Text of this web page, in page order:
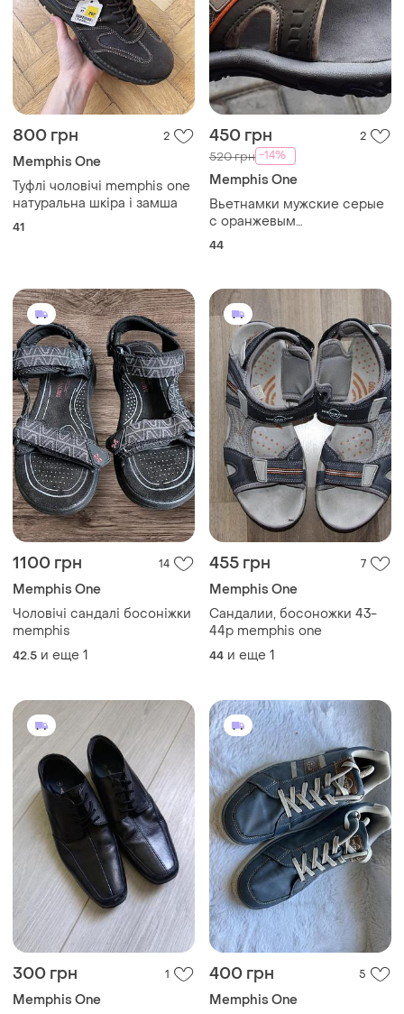
800 грн 2
Memphis One
Туфлі чоловічі memphis one
натуральна шкіра і замша
41
450 грн 2
520 грн -14%
Memphis One
Вьетнамки мужские серые
с оранжевым
44
1100 грн 14
Memphis One
Чоловічі сандалі босоніжки
memphis
42.5 и еще 1
455 грн 7
Memphis One
Сандалии, босоножки 43-
44р memphis one
44 и еще 1
300 грн 1
Memphis One
400 грн 5
Memphis One